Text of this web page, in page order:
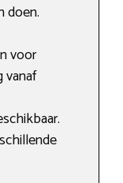
doen.
voor
vanaf